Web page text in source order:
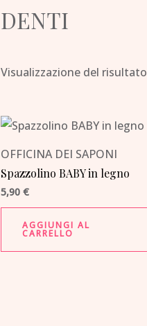
DENTI
Visualizzazione del risultato
OFFICINA DEI SAPONI
Spazzolino BABY in legno
5,90 €
AGGIUNGI AL
CARRELLO